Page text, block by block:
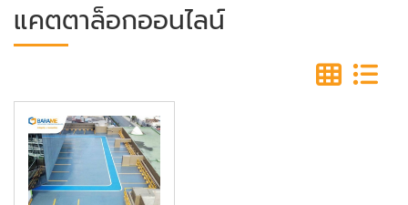
แคตตาล็อกออนไลน์